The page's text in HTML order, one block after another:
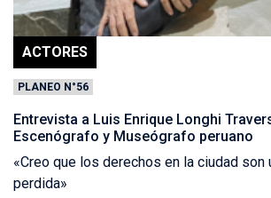
ACTORES
PLANEO N°56
Entrevista a Luis Enrique Longhi
Escenógrafo y Museógrafo peruano
«Creo que los derechos en la ciudad son
perdida»